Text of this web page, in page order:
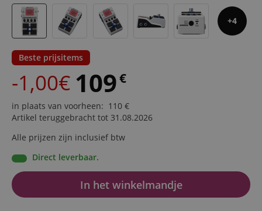
4
Beste prijsitems
-1,00€ 109€
in plaats van voorheen: 110 €
Artikel teruggebracht tot 31.08.2026
Alle prijzen zijn inclusief btw
Direct leverbaar.
In het winkelmandje